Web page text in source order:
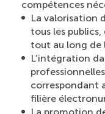
compétences
La valorisation
tous les
tout au long de
L’intégration
correspondant
filière